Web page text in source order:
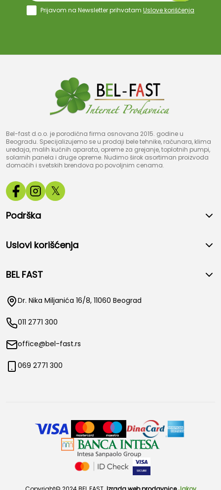
Prijavom na Newsletter prihvatam Uslove korišćenja
Bel-fast d.o.o. je porodična firma osnovana 2015. godine u
Beogradu. Specijalizujemo se u prodaji bele tehnike, računara, klima
uređaja, malih kućnih aparata, opreme za grejanje, toplotnih pumpi,
solarnih panela i druge opreme. Nudimo širok asortiman proizvoda
domaćih i svetskih brendova po povoljnim cenama.
𝕏
Podrška
Uslovi korišćenja
BEL FAST
Dr. Nika Miljanića 16/8, 11060 Beograd
011 2771 300
office@bel-fast.rs
069 2771 300